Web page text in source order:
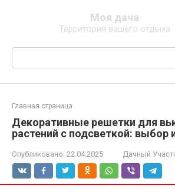
Моя дача
Территория вашего отдыха
Поиск:
Главная страница
Декоративные решетки для
растений с подсветкой: выбор
Опубликовано: 22.04.2025 Дачный